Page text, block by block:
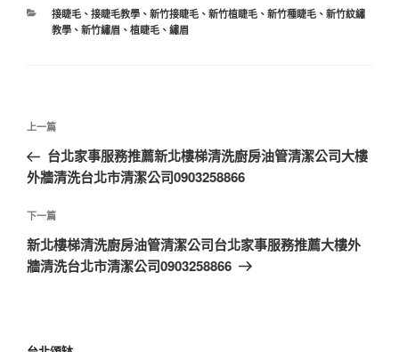
分
類
接睫毛、 接睫毛教學、 新竹接睫毛、 新竹植睫毛、 新竹種睫毛、 新竹紋繡
教學、 新竹繡眉 、 植睫毛、 繡眉
文
導
覽
上
一
篇
章
上一篇
台北家事服務推薦新北樓梯清洗廚房油管清潔公司大樓
外牆清洗台北市清潔公司0903258866
下
一
篇
下一篇
新北樓梯清洗廚房油管清潔公司台北家事服務推薦大樓外
牆清洗台北市清潔公司0903258866